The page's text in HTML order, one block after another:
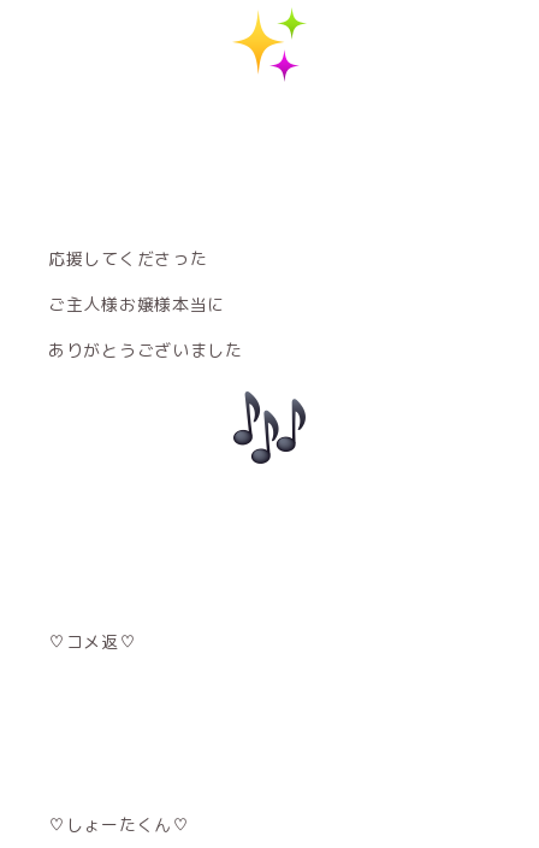
応援してくださった
ご主人様お嬢様本当に
ありがとうございました
♡コメ返♡
♡しょーたくん♡